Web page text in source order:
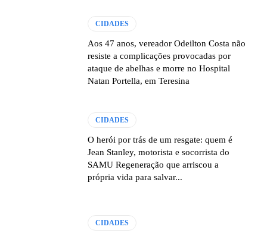
CIDADES
Aos 47 anos, vereador Odeilton Costa não
resiste a complicações provocadas por
ataque de abelhas e morre no Hospital
Natan Portella, em Teresina
CIDADES
O herói por trás de um resgate: quem é
Jean Stanley, motorista e socorrista do
SAMU Regeneração que arriscou a
própria vida para salvar...
CIDADES